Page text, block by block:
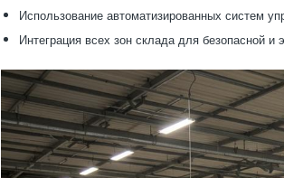
Использование автоматизированных систем
Интеграция всех зон склада для безопасной